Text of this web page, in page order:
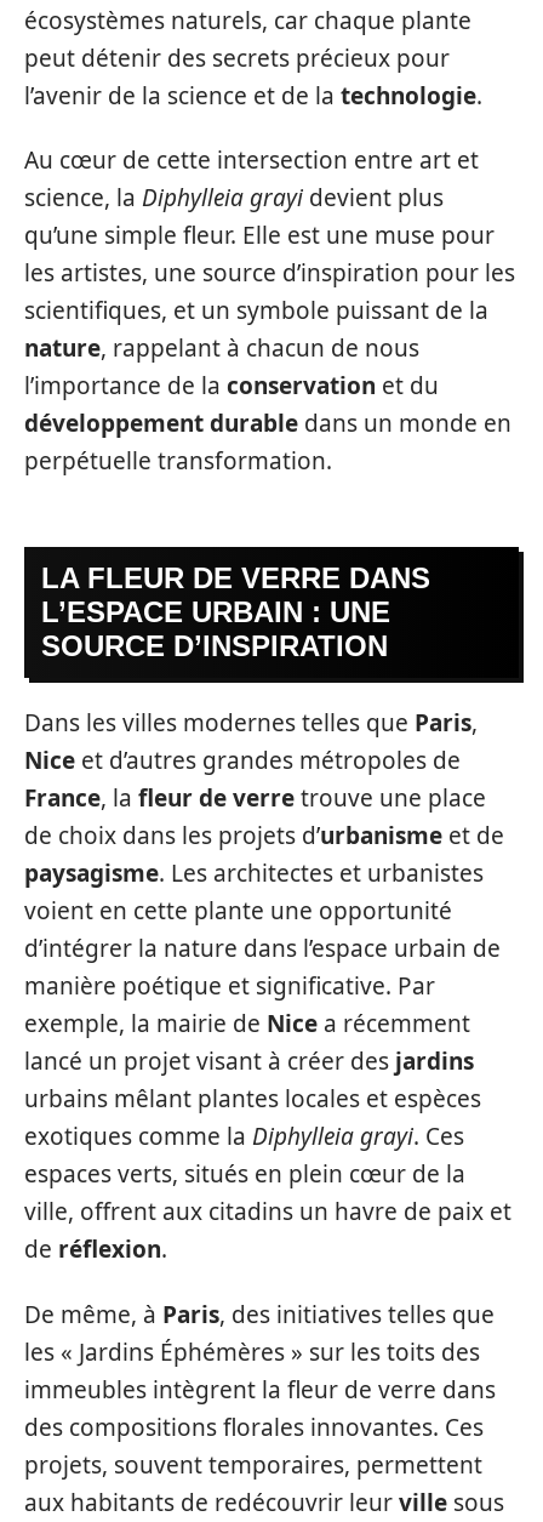
écosystèmes naturels, car chaque plante
peut détenir des secrets précieux pour
l’avenir de la science et de la technologie.
Au cœur de cette intersection entre art et
science, la Diphylleia grayi devient plus
qu’une simple fleur. Elle est une muse pour
les artistes, une source d’inspiration pour les
scientifiques, et un symbole puissant de la
nature, rappelant à chacun de nous
l’importance de la conservation et du
développement durable dans un monde en
perpétuelle transformation.
LA FLEUR DE VERRE DANS
L’ESPACE URBAIN : UNE
SOURCE D’INSPIRATION
Dans les villes modernes telles que Paris,
Nice et d’autres grandes métropoles de
France, la fleur de verretrouve une place
de choix dans les projets d’urbanisme et de
paysagisme. Les architectes et urbanistes
voient en cette plante une opportunité
d’intégrer la nature dans l’espace urbain de
manière poétique et significative. Par
exemple, la mairie de Nice a récemment
lancé un projet visant à créer des jardins
urbains mêlant plantes locales et espèces
exotiques comme la Diphylleia grayi. Ces
espaces verts, situés en plein cœur de la
ville, offrent aux citadins un havre de paix et
de réflexion.
De même, à Paris, des initiatives telles que
les « Jardins Éphémères » sur les toits des
immeubles intègrent la fleur de verre dans
des compositions florales innovantes. Ces
projets, souvent temporaires, permettent
aux habitants de redécouvrir leurville sous